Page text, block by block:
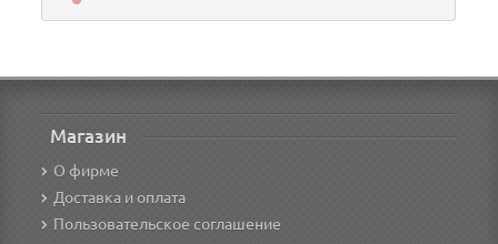
Магазин
О фирме
Доставка и оплата
Пользовательское соглашение